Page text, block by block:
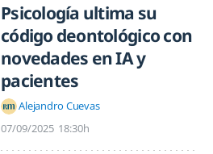
Psicología ultima su
código deontológico con
novedades en IA y
pacientes
Alejandro Cuevas
07/09/2025 18:30h